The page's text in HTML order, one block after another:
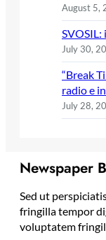
August 5,
SVOSIL:
July 30,
“Break
radio e
July 28,
Newspaper
Sed ut
fringilla tempor
voluptatem